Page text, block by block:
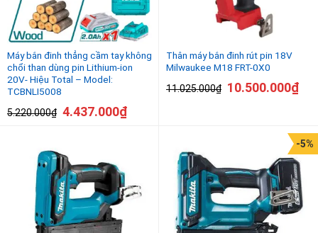
Máy bắn đinh thẳng cầm tay không
chổi than dùng pin Lithium-ion
20V- Hiệu Total – Model:
TCBNLI5008
5.220.000₫ 4.437.000₫
Thân máy bắn đinh rút pin 18V
Milwaukee M18 FRT-0X0
11.025.000₫ 10.500.000₫
-5%